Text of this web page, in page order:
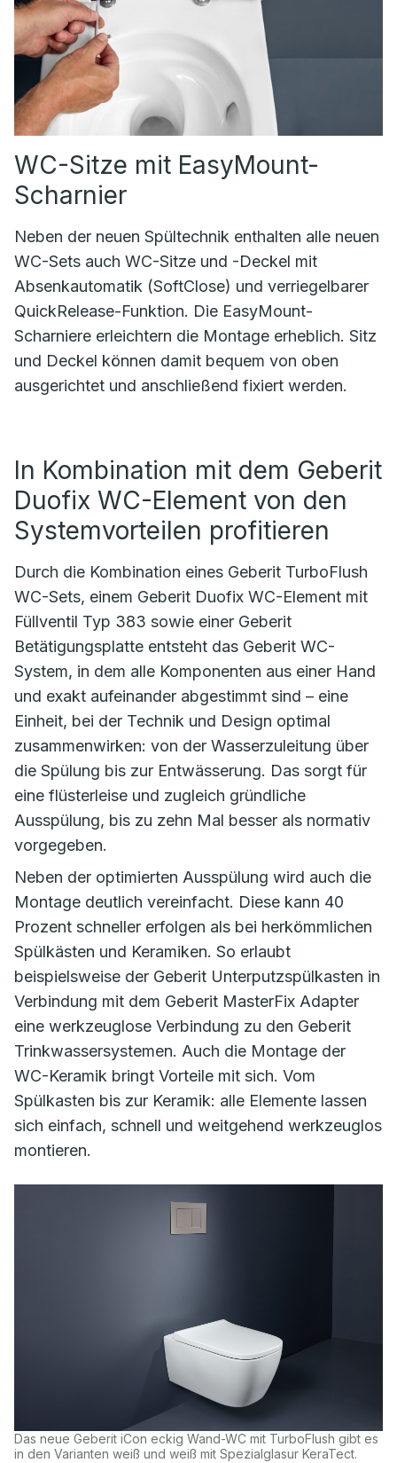
WC-Sitze mit EasyMount-
Scharnier
Neben der neuen Spültechnik enthalten alle neuen
WC-Sets auch WC-Sitze und -Deckel mit
Absenkautomatik (SoftClose) und verriegelbarer
QuickRelease-Funktion. Die EasyMount-
Scharniere erleichtern die Montage erheblich. Sitz
und Deckel können damit bequem von oben
ausgerichtet und anschließend fixiert werden.
In Kombination mit dem Geberit
Duofix WC-Element von den
Systemvorteilen profitieren
Durch die Kombination eines Geberit TurboFlush
WC-Sets, einem Geberit Duofix WC-Element mit
Füllventil Typ 383 sowie einer Geberit
Betätigungsplatte entsteht das Geberit WC-
System, in dem alle Komponenten aus einer Hand
und exakt aufeinander abgestimmt sind – eine
Einheit, bei der Technik und Design optimal
zusammenwirken: von der Wasserzuleitung über
die Spülung bis zur Entwässerung. Das sorgt für
eine flüsterleise und zugleich gründliche
Ausspülung, bis zu zehn Mal besser als normativ
vorgegeben.
Neben der optimierten Ausspülung wird auch die
Montage deutlich vereinfacht. Diese kann 40
Prozent schneller erfolgen als bei herkömmlichen
Spülkästen und Keramiken. So erlaubt
beispielsweise der Geberit Unterputzspülkasten in
Verbindung mit dem Geberit MasterFix Adapter
eine werkzeuglose Verbindung zu den Geberit
Trinkwassersystemen. Auch die Montage der
WC-Keramik bringt Vorteile mit sich. Vom
Spülkasten bis zur Keramik: alle Elemente lassen
sich einfach, schnell und weitgehend werkzeuglos
montieren.
Das neue Geberit iCon eckig Wand-WC mit TurboFlush gibt es
in den Varianten weiß und weiß mit Spezialglasur KeraTect.